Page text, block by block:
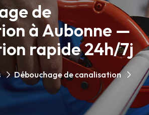
de
à Aubonne —
rapide 24h/7j
Débouchage de canalisation